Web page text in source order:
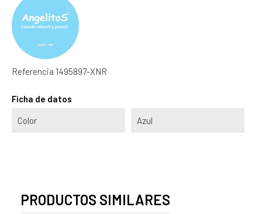
Referencia 1495897-XNR
Ficha de datos
Color Azul
PRODUCTOS SIMILARES